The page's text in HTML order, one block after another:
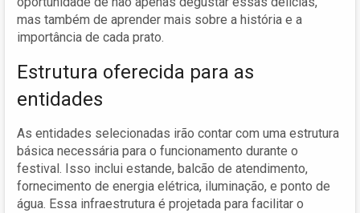
mas também de aprender mais sobre a história e a
importância de cada prato.
Estrutura oferecida para as
entidades
As entidades selecionadas irão contar com uma estrutura
básica necessária para o funcionamento durante o
festival. Isso inclui estande, balcão de atendimento,
fornecimento de energia elétrica, iluminação, e ponto de
água. Essa infraestrutura é projetada para facilitar o